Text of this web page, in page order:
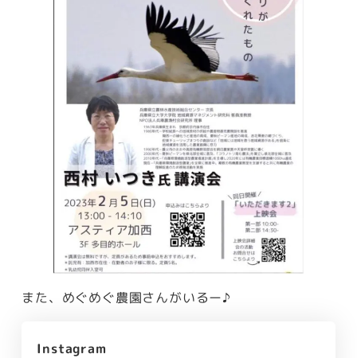
また、めぐめぐ農園さんがいるー♪
Instagram